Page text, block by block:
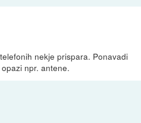
nekje prispara. Ponavadi
npr. antene.